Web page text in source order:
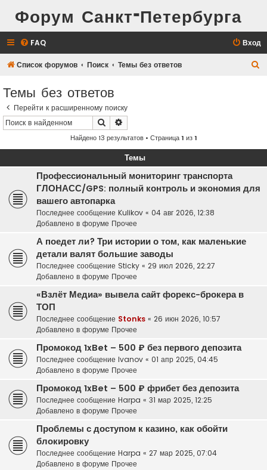
Форум Санкт-Петербурга
FAQ Вход
Список форумов Поиск Темы без ответов
Темы без ответов
Перейти к расширенному поиску
Поиск
Найдено 13 результатов • Страница1 из1
Темы
Профессиональный мониторинг транспорта
ГЛОНАСС/GPS: полный контроль и экономия для
вашего автопарка
Последнее сообщение Kulikov « 04 авг 2026, 12:38
Добавлено в форуме Прочее
А поедет ли? Три истории о том, как маленькие
детали валят большие заводы
Последнее сообщение Sticky « 29 июл 2026, 22:27
Добавлено в форуме Прочее
«Взлёт Медиа» вывела сайт форекс-брокера в
ТОП
Последнее сообщение Stonks « 26 июн 2026, 10:57
Добавлено в форуме Прочее
Промокод 1xBet – 500 ₽ без первого депозита
Последнее сообщение Ivanov « 01 апр 2025, 04:45
Добавлено в форуме Прочее
Промокод 1xBet – 500 ₽ фрибет без депозита
Последнее сообщение Harpa « 31 мар 2025, 12:25
Добавлено в форуме Прочее
Проблемы с доступом к казино, как обойти
блокировку
Последнее сообщение Harpa « 27 мар 2025, 07:04
Добавлено в форуме Прочее